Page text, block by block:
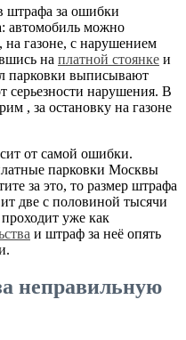
штрафа за ошибки
автомобиль можно
, на газоне, с нарушением
на платной стоянке и
парковки выписывают
серьезности нарушения. В
, за остановку на газоне
от самой ошибки.
парковки Москвы
за это, то размер штрафа
две с половиной тысячи
уже как
и штраф за неё опять
неправильную